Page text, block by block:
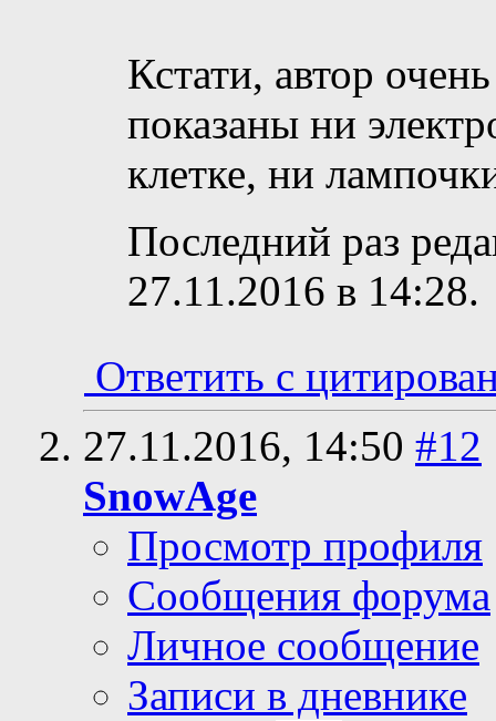
Кстати, автор
показаны ни
клетке, ни
Последний раз
27.11.2016 в 14:28.
Ответить с
27.11.2016, 14:50 #12
SnowAge
Просмотр профиля
Сообщения форума
Личное сообщение
Записи в дневнике